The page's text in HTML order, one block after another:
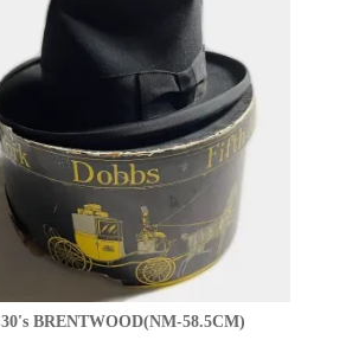
30's BRENTWOOD(NM-58.5CM)